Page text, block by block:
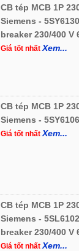
CB tép MCB 1P
Siemens -
breaker 230/400 V
Giá tốt nhấtXem...
CB tép MCB 1P
Siemens -
Giá tốt nhấtXem...
CB tép MCB 1P
Siemens -
breaker 230/400 V
Giá tốt nhấtXem...